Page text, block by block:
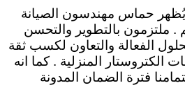
يُظهر حماس مهندسون الصيانة
. ملتزمون بالتطوير والتحسن
الفعالة والتعاون لكسب ثقة
الكتروستار المنزلية . كما انه
فترة الضمان المدونة